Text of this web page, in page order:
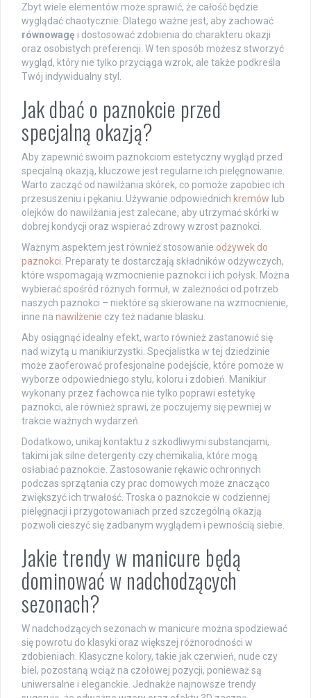
Zbyt wiele elementów może sprawić, że całość będzie
wyglądać chaotycznie. Dlatego ważne jest, aby zachować
równowagę i dostosować zdobienia do charakteru okazji
oraz osobistych preferencji. W ten sposób możesz stworzyć
wygląd, który nie tylko przyciąga wzrok, ale także podkreśla
Twój indywidualny styl.
Jak dbać o paznokcie przed
specjalną okazją?
Aby zapewnić swoim paznokciom estetyczny wygląd przed
specjalną okazją, kluczowe jest regularne ich pielęgnowanie.
Warto zacząć od nawilżania skórek, co pomoże zapobiec ich
przesuszeniu i pękaniu. Używanie odpowiednich kremów lub
olejków do nawilżania jest zalecane, aby utrzymać skórki w
dobrej kondycji oraz wspierać zdrowy wzrost paznokci.
Ważnym aspektem jest również stosowanie odżywek do
paznokci . Preparaty te dostarczają składników odżywczych,
które wspomagają wzmocnienie paznokci i ich połysk. Można
wybierać spośród różnych formuł, w zależności od potrzeb
naszych paznokci – niektóre są skierowane na wzmocnienie,
inne na nawilżenie czy też nadanie blasku.
Aby osiągnąć idealny efekt, warto również zastanowić się
nad wizytą u manikiurzystki. Specjalistka w tej dziedzinie
może zaoferować profesjonalne podejście, które pomoże w
wyborze odpowiedniego stylu, koloru i zdobień. Manikiur
wykonany przez fachowca nie tylko poprawi estetykę
paznokci, ale również sprawi, że poczujemy się pewniej w
trakcie ważnych wydarzeń.
Dodatkowo, unikaj kontaktu z szkodliwymi substancjami,
takimi jak silne detergenty czy chemikalia, które mogą
osłabiać paznokcie. Zastosowanie rękawic ochronnych
podczas sprzątania czy prac domowych może znacząco
zwiększyć ich trwałość. Troska o paznokcie w codziennej
pielęgnacji i przygotowaniach przed szczególną okazją
pozwoli cieszyć się zadbanym wyglądem i pewnością siebie.
Jakie trendy w manicure będą
dominować w nadchodzących
sezonach?
W nadchodzących sezonach w manicure można spodziewać
się powrotu do klasyki oraz większej różnorodności w
zdobieniach. Klasyczne kolory, takie jak czerwień, nude czy
biel, pozostaną wciąż na czołowej pozycji, ponieważ są
uniwersalne i eleganckie. Jednakże najnowsze trendy